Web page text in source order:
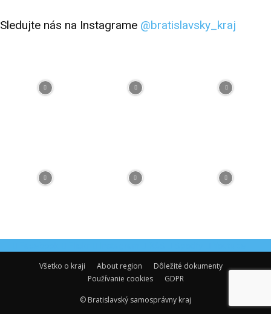
Sledujte nás na Instagrame @bratislavsky_kraj
Všetko o kraji
About region
Dôležité dokumenty
Používanie cookies
GDPR
© Bratislavský samosprávny kraj